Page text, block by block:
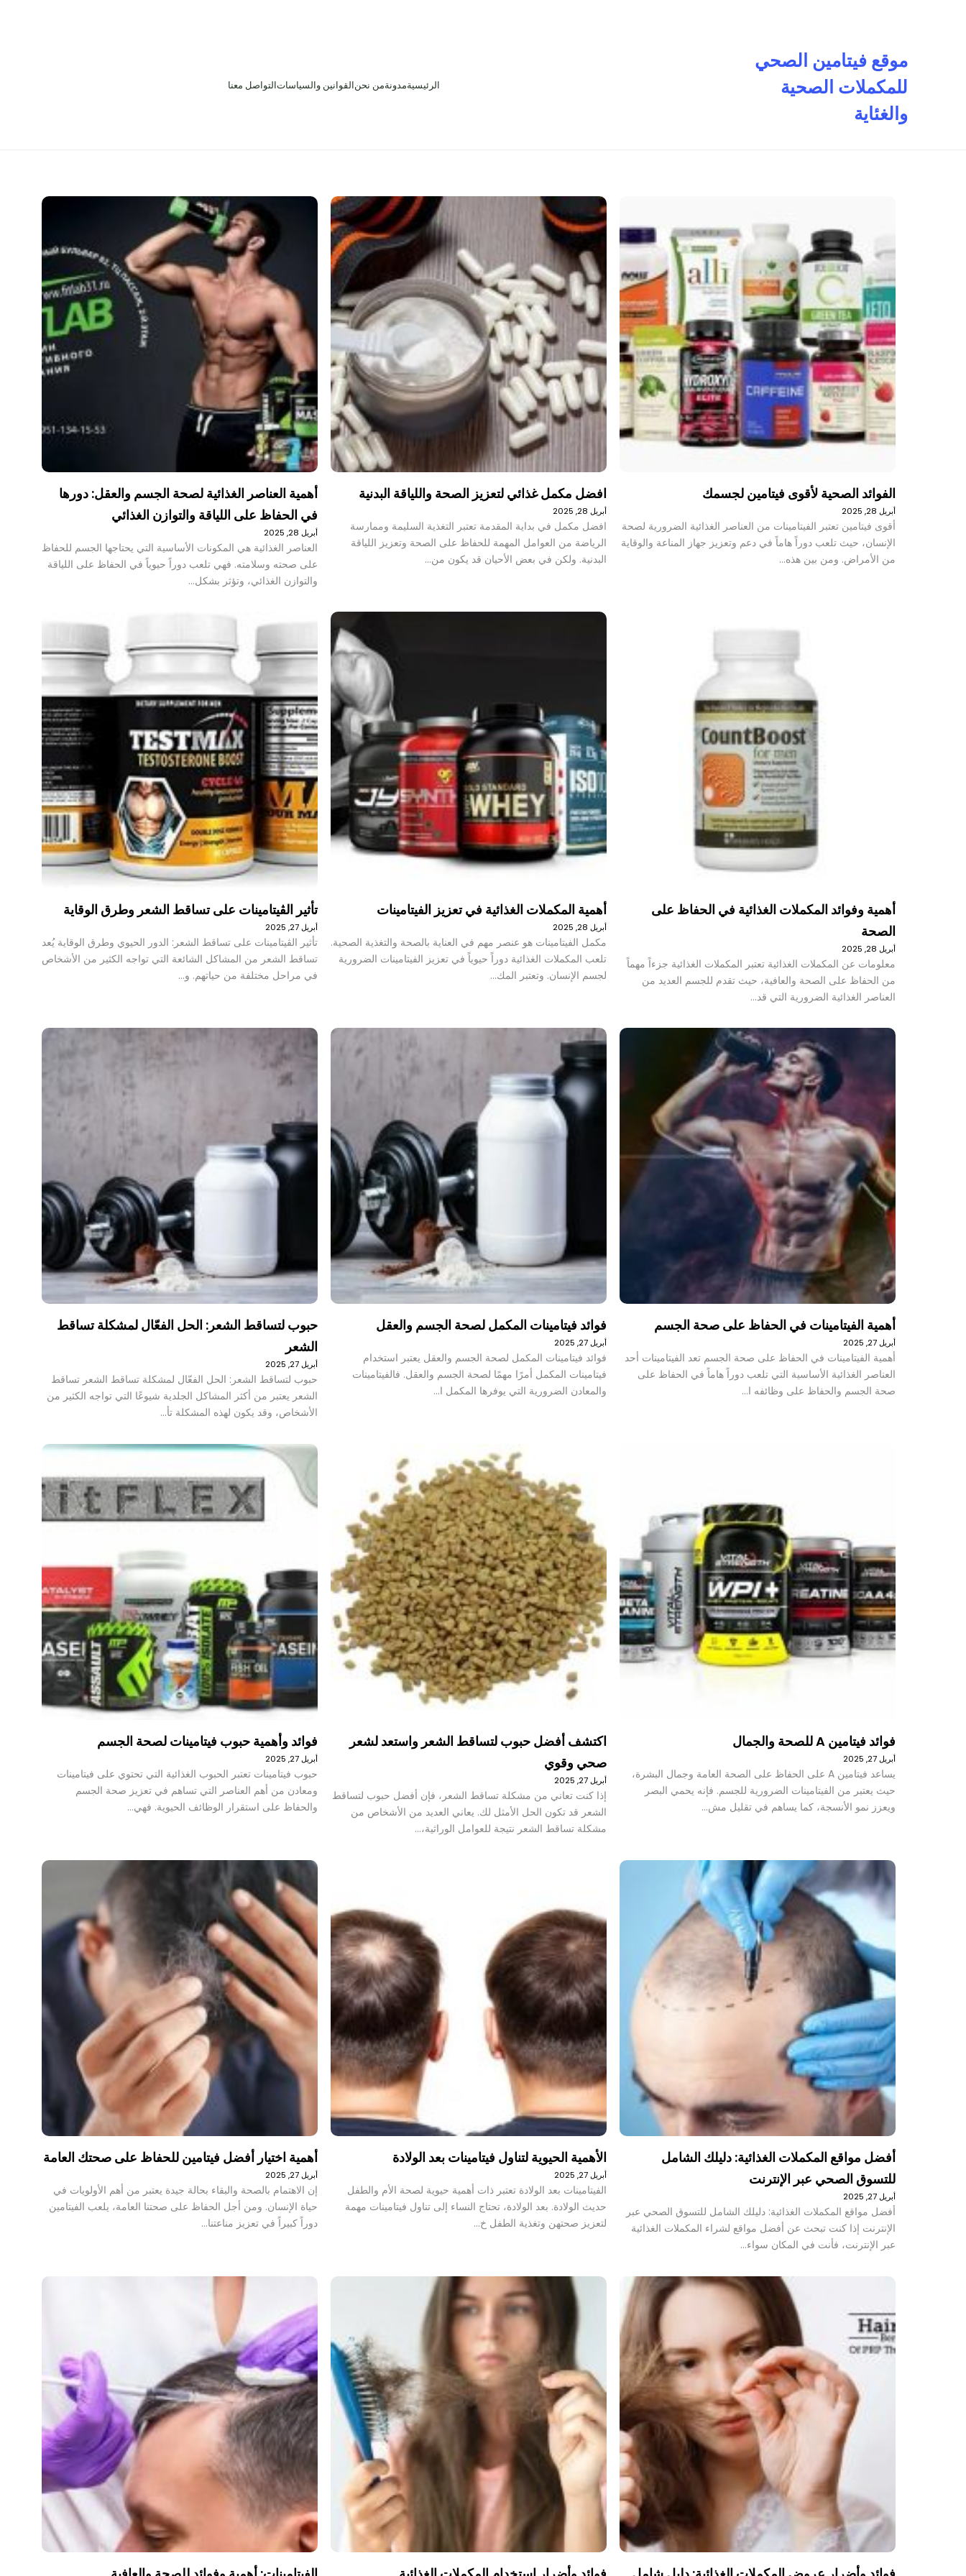
موقع فيتامين الصحي
للمكملات الصحية
والغئاية
الرئيسيةمدونةمن نحنالقوانين والسياساتالتواصل معنا
الفوائد الصحية لأقوى فيتامين لجسمك
أبريل 28, 2025
أقوى فيتامين تعتبر الفيتامينات من العناصر الغذائية الضرورية لصحة
الإنسان، حيث تلعب دوراً هاماً في دعم وتعزيز جهاز المناعة والوقاية
من الأمراض. ومن بين هذه…
افضل مكمل غذائي لتعزيز الصحة واللياقة البدنية
أبريل 28, 2025
افضل مكمل في بداية المقدمة تعتبر التغذية السليمة وممارسة
الرياضة من العوامل المهمة للحفاظ على الصحة وتعزيز اللياقة
البدنية. ولكن في بعض الأحيان قد يكون من…
أهمية العناصر الغذائية لصحة الجسم والعقل: دورها
في الحفاظ على اللياقة والتوازن الغذائي
أبريل 28, 2025
العناصر الغذائية هي المكونات الأساسية التي يحتاجها الجسم للحفاظ
على صحته وسلامته. فهي تلعب دوراً حيوياً في الحفاظ على اللياقة
والتوازن الغذائي، وتؤثر بشكل…
أهمية وفوائد المكملات الغذائية في الحفاظ على
الصحة
أبريل 28, 2025
معلومات عن المكملات الغذائية تعتبر المكملات الغذائية جزءاً مهماً
من الحفاظ على الصحة والعافية، حيث تقدم للجسم العديد من
العناصر الغذائية الضرورية التي قد…
أهمية المكملات الغذائية في تعزيز الفيتامينات
أبريل 28, 2025
مكمل الفيتامينات هو عنصر مهم في العناية بالصحة والتغذية الصحية.
تلعب المكملات الغذائية دوراً حيوياً في تعزيز الفيتامينات الضرورية
لجسم الإنسان. وتعتبر المك…
تأثير الڤيتامينات على تساقط الشعر وطرق الوقاية
أبريل 27, 2025
تأثير الڤيتامينات على تساقط الشعر: الدور الحيوي وطرق الوقاية يُعد
تساقط الشعر من المشاكل الشائعة التي تواجه الكثير من الأشخاص
في مراحل مختلفة من حياتهم. و…
أهمية الفيتامينات في الحفاظ على صحة الجسم
أبريل 27, 2025
أهمية الفيتامينات في الحفاظ على صحة الجسم تعد الفيتامينات أحد
العناصر الغذائية الأساسية التي تلعب دوراً هاماً في الحفاظ على
صحة الجسم والحفاظ على وظائفه ا…
فوائد فيتامينات المكمل لصحة الجسم والعقل
أبريل 27, 2025
فوائد فيتامينات المكمل لصحة الجسم والعقل يعتبر استخدام
فيتامينات المكمل أمرًا مهمًا لصحة الجسم والعقل. فالفيتامينات
والمعادن الضرورية التي يوفرها المكمل ا…
حبوب لتساقط الشعر: الحل الفعّال لمشكلة تساقط
الشعر
أبريل 27, 2025
حبوب لتساقط الشعر: الحل الفعّال لمشكلة تساقط الشعر تساقط
الشعر يعتبر من أكثر المشاكل الجلدية شيوعًا التي تواجه الكثير من
الأشخاص، وقد يكون لهذه المشكلة تأ…
فوائد فيتامين A للصحة والجمال
أبريل 27, 2025
يساعد فيتامين A على الحفاظ على الصحة العامة وجمال البشرة،
حيث يعتبر من الفيتامينات الضرورية للجسم. فإنه يحمي البصر
ويعزز نمو الأنسجة، كما يساهم في تقليل مش…
اكتشف أفضل حبوب لتساقط الشعر واستعد لشعر
صحي وقوي
أبريل 27, 2025
إذا كنت تعاني من مشكلة تساقط الشعر، فإن أفضل حبوب لتساقط
الشعر قد تكون الحل الأمثل لك. يعاني العديد من الأشخاص من
مشكلة تساقط الشعر نتيجة للعوامل الوراثية،…
فوائد وأهمية حبوب فيتامينات لصحة الجسم
أبريل 27, 2025
حبوب فيتامينات تعتبر الحبوب الغذائية التي تحتوي على فيتامينات
ومعادن من أهم العناصر التي تساهم في تعزيز صحة الجسم
والحفاظ على استقرار الوظائف الحيوية. فهي…
أفضل مواقع المكملات الغذائية: دليلك الشامل
للتسوق الصحي عبر الإنترنت
أبريل 27, 2025
أفضل مواقع المكملات الغذائية: دليلك الشامل للتسوق الصحي عبر
الإنترنت إذا كنت تبحث عن أفضل مواقع لشراء المكملات الغذائية
عبر الإنترنت، فأنت في المكان سواء…
الأهمية الحيوية لتناول فيتامينات بعد الولادة
أبريل 27, 2025
الفيتامينات بعد الولادة تعتبر ذات أهمية حيوية لصحة الأم والطفل
حديث الولادة. بعد الولادة، تحتاج النساء إلى تناول فيتامينات مهمة
لتعزيز صحتهن وتغذية الطفل خ…
أهمية اختيار أفضل فيتامين للحفاظ على صحتك العامة
أبريل 27, 2025
إن الاهتمام بالصحة والبقاء بحالة جيدة يعتبر من أهم الأولويات في
حياة الإنسان. ومن أجل الحفاظ على صحتنا العامة، يلعب الفيتامين
دوراً كبيراً في تعزيز مناعتنا…